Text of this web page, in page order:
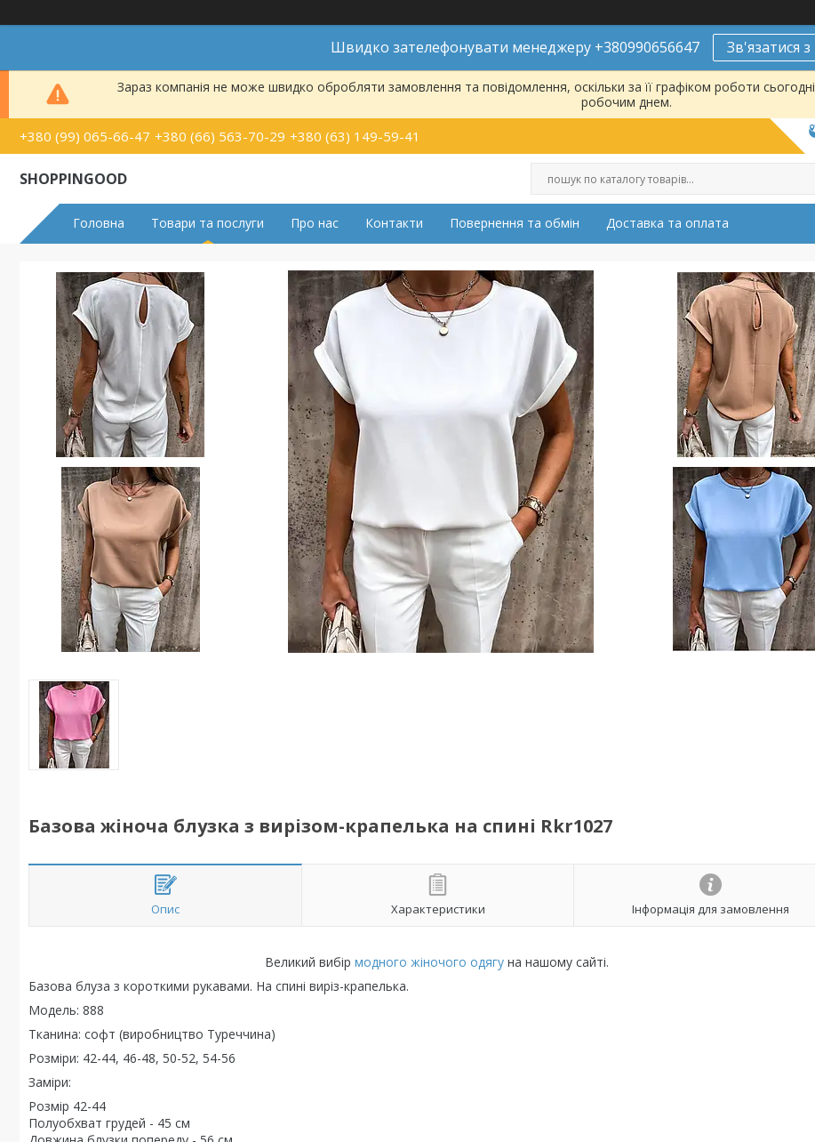
Швидко зателефонувати менеджеру +380990656647 Зв'язатися
Зараз компанія не може швидко обробляти замовлення та повідомлення, оскільки за її графіком роботи
робочим днем.
+380 (99) 065-66-47 +380 (66) 563-70-29 +380 (63) 149-59-41
SHOPPINGOOD
Головна Товари та послуги Про нас Контакти Повернення та обмін Доставка та оплата
Базова жіноча блузка з вирізом-крапелька на спині Rkr1027
Опис Характеристики Інформація для замовлення
Великий вибір модного жіночого одягу на нашому сайті.
Базова блуза з короткими рукавами. На спині виріз-крапелька.
Модель: 888
Тканина: софт (виробництво Туреччина)
Розміри: 42-44, 46-48, 50-52, 54-56
Заміри:
Розмір 42-44
Полуобхват грудей - 45 см